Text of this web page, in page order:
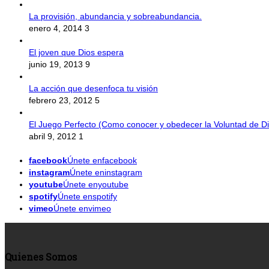
La provisión, abundancia y sobreabundancia.
enero 4, 2014 3
El joven que Dios espera
junio 19, 2013 9
La acción que desenfoca tu visión
febrero 23, 2012 5
El Juego Perfecto (Como conocer y obedecer la Voluntad de
abril 9, 2012 1
facebookÚnete enfacebook
instagramÚnete eninstagram
youtubeÚnete enyoutube
spotifyÚnete enspotify
vimeoÚnete envimeo
Quienes Somos